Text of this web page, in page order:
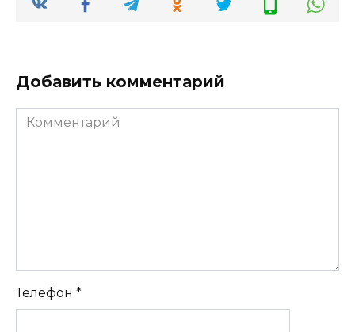
Добавить комментарий
Комментарий
Телефон *